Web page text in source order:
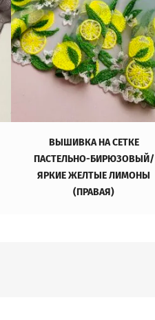
ВЫШИВКА НА СЕТКЕ
ПАСТЕЛЬНО-БИРЮЗОВЫЙ/
ЯРКИЕ ЖЕЛТЫЕ ЛИМОНЫ
(ПРАВАЯ)